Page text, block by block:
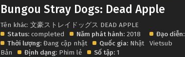
Bungou Stray Dogs: Dead Apple
Tên khác: 文豪ストレイドッグス DEAD APPLE
Status: completed Năm phát hành: 2018
Thời lượng: Đang cập nhật Quốc gia: Nhật
Bản
Định dạng: Phim lẻ Số tập: 1
Đạo diễn:
Vietsub